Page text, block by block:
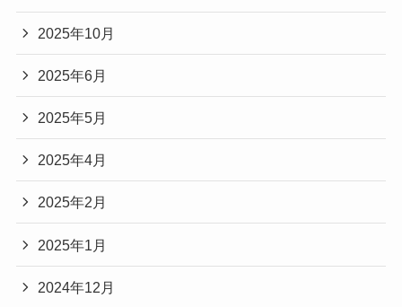
2025年10月
2025年6月
2025年5月
2025年4月
2025年2月
2025年1月
2024年12月